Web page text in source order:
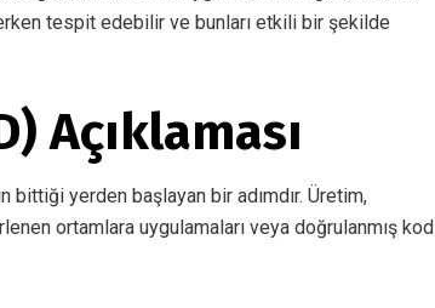
tespit edebilir ve bunları etkili bir şekilde
Açıklaması
yerden başlayan bir adımdır. Üretim,
ortamlara uygulamaları veya doğrulanmış kod